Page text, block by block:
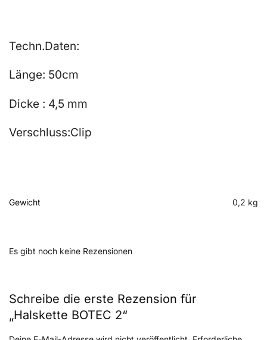
Techn.Daten:
Länge: 50cm
Dicke : 4,5 mm
Verschluss:Clip
Gewicht 0,2 kg
Es gibt noch keine Rezensionen
Schreibe die erste Rezension für
„Halskette BOTEC 2“